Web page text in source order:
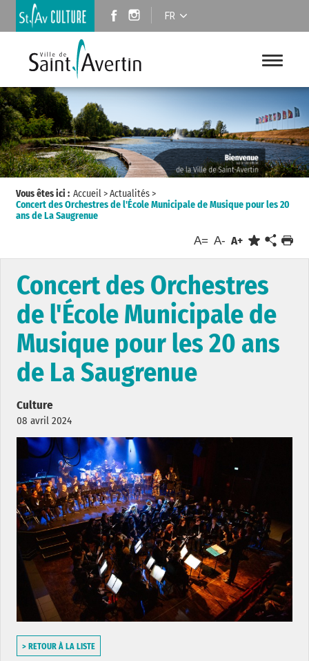
FR
Vous êtes ici : Accueil>Actualités>
Concert des Orchestres de l'École Municipale de Musique pour les 20
ans de La Saugrenue
A= A- A+
Concert des Orchestres
de l'École Municipale de
Musique pour les 20 ans
de La Saugrenue
Culture
08 avril 2024
> RETOUR À LA LISTE